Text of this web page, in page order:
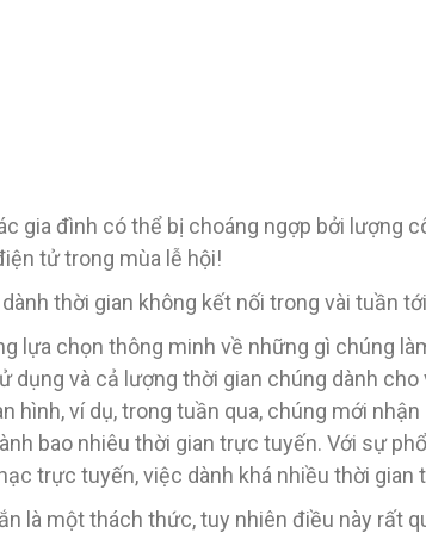
gia đình có thể bị choáng ngợp bởi lượng
tử trong mùa lễ hội!
thời gian không kết nối trong vài tuần
lựa chọn thông minh về những gì chúng
và cả lượng thời gian chúng dành
ví dụ, trong tuần qua, chúng mới
bao nhiêu thời gian trực tuyến. Với sự
trực tuyến, việc dành khá nhiều thời
là một thách thức, tuy nhiên điều này rất